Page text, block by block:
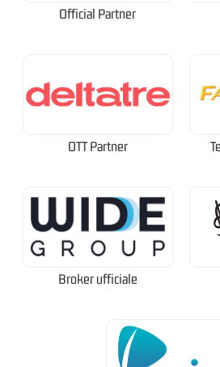
Official Partner
OTT Partner
Broker ufficiale